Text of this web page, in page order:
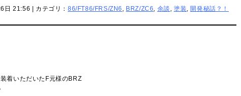
日 21:56 | カテゴリ： 86/FT86/FRS/ZN6 , BRZ/ZC6, 余談 , 塗装, 開発秘話？！
着いただいたF元様のBRZ